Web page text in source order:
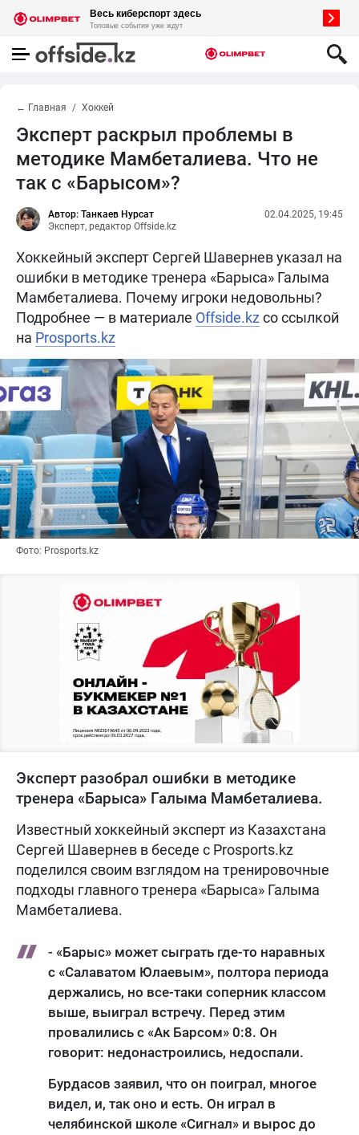
← Главная Хоккей
Эксперт раскрыл проблемы в
методике Мамбеталиева. Что не
так с «Барысом»?
Автор: Танкаев Нурсат
Эксперт, редактор Offside.kz
02.04.2025, 19:45
Хоккейный эксперт Сергей Шавернев указал на
ошибки в методике тренера «Барыса» Галыма
Мамбеталиева. Почему игроки недовольны?
Подробнее — в материале Offside.kz со ссылкой
на Prosports.kz
Фото: Prosports.kz
Эксперт разобрал ошибки в методике
тренера «Барыса» Галыма Мамбеталиева.
Известный хоккейный эксперт из Казахстана
Сергей Шавернев в беседе с Prosports.kz
поделился своим взглядом на тренировочные
подходы главного тренера «Барыса» Галыма
Мамбеталиева.
- «Барыс» может сыграть где-то наравных
с «Салаватом Юлаевым», полтора периода
держались, но все-таки соперник классом
выше, выиграл встречу. Перед этим
провалились с «Ак Барсом» 0:8. Он
говорит: недонастроились, недоспали.
Бурдасов заявил, что он поиграл, многое
видел, и, так оно и есть. Он играл в
челябинской школе «Сигнал» и вырос до